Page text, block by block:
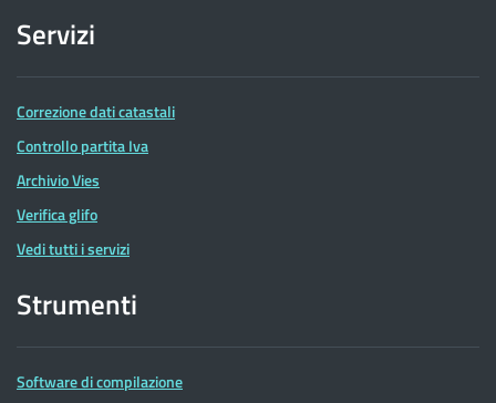
Servizi
Correzione dati catastali
Controllo partita Iva
Archivio Vies
Verifica glifo
Vedi tutti i servizi
Strumenti
Software di compilazione